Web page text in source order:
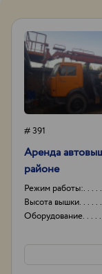
# 391
Аренда
районе
Режим работы:
Высота вышки
Оборудование
Тип проходимости